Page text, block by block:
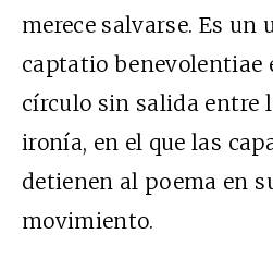
merece salvarse. Es un
captatio benevolentiae
círculo sin salida entre
ironía, en el que las
detienen al poema en
movimiento.